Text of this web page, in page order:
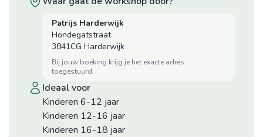
Patrijs Harderwijk
Hondegatstraat
3841CG Harderwijk
bij jouw boeking krijg je het exacte adres
toegestuurd.
ideaal voor
Kinderen 6-12 jaar
Kinderen 12-16 jaar
Kinderen 16-18 jaar